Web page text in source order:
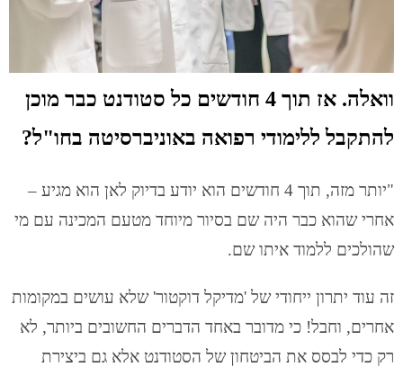
וואלה. אז תוך 4 חודשים כל סטודנט כבר מוכן
להתקבל ללימודי רפואה באוניברסיטה בחו"ל?
"יותר מזה, תוך 4 חודשים הוא יודע בדיוק לאן הוא מגיע –
אחרי שהוא כבר היה שם בסיור מיוחד מטעם המכינה עם מי
שהולכים ללמוד איתו שם.
זה עוד יתרון ייחודי של 'מדיקל דוקטור' שלא עושים במקומות
אחרים, וחבל! כי מדובר באחד הדברים החשובים ביותר, לא
רק כדי לבסס את הביטחון של הסטודנט אלא גם ביצירת